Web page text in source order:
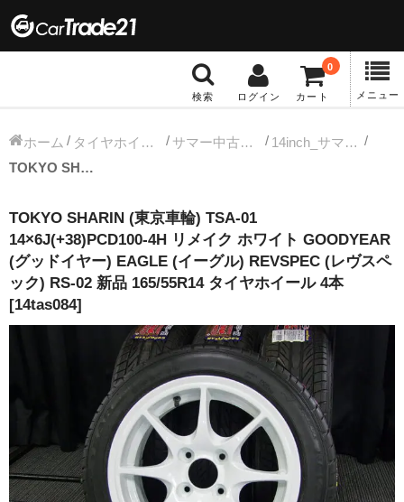
検索 ログイン カート
0
メニュー
冬タイヤホイール
13インチ：冬タイヤホイール
14インチ：冬タイヤホイール
15インチ：冬タイヤホイール
16インチ：冬タイヤホイール
17インチ：冬タイヤホイール
18インチ：冬タイヤホイール
19インチ：冬タイヤホイール
ホーム タイヤホイールセット サマー中古タイヤホイール
14inch_サマー中古タイヤホイール
TOKYO SHARIN (東京車輪) TSA-01 14×6J(+38)PCD100-4H リメイク ホワイト GOODYEAR (グッドイヤー) EAGLE (イーグル) REVSPEC (レヴスペック) RS-02 新品 165/55R14 タイヤホイール 4本 [14tas084]
TOKYO SHARIN (東京車輪) TSA-01
14×6J(+38)PCD100-4H リメイク ホワイト GOODYEAR
(グッドイヤー) EAGLE (イーグル) REVSPEC (レヴスペ
ック) RS-02 新品 165/55R14 タイヤホイール 4本
[14tas084]